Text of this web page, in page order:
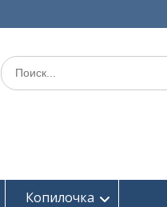
Поиск
по:
Копилочка